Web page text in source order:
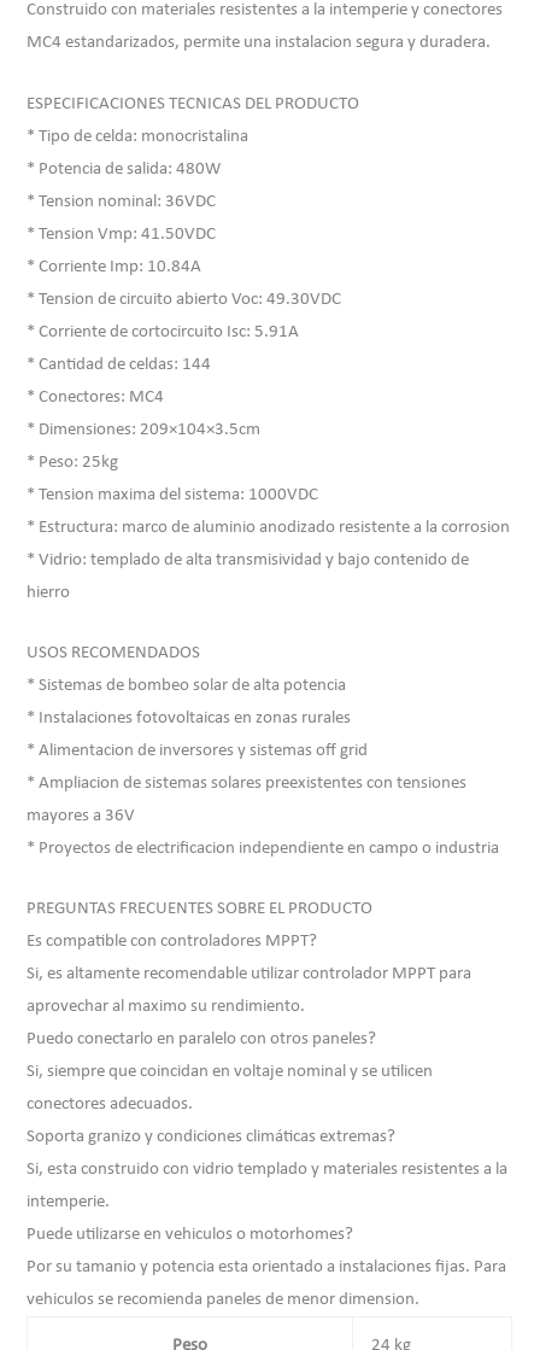
Construido con materiales resistentes a la intemperie y conectores
MC4 estandarizados, permite una instalacion segura y duradera.
ESPECIFICACIONES TECNICAS DEL PRODUCTO
* Tipo de celda: monocristalina
* Potencia de salida: 480W
* Tension nominal: 36VDC
* Tension Vmp: 41.50VDC
* Corriente Imp: 10.84A
* Tension de circuito abierto Voc: 49.30VDC
* Corriente de cortocircuito Isc: 5.91A
* Cantidad de celdas: 144
* Conectores: MC4
* Dimensiones: 209×104×3.5cm
* Peso: 25kg
* Tension maxima del sistema: 1000VDC
* Estructura: marco de aluminio anodizado resistente a la corrosion
* Vidrio: templado de alta transmisividad y bajo contenido de
hierro
USOS RECOMENDADOS
* Sistemas de bombeo solar de alta potencia
* Instalaciones fotovoltaicas en zonas rurales
* Alimentacion de inversores y sistemas off grid
* Ampliacion de sistemas solares preexistentes con tensiones
mayores a 36V
* Proyectos de electrificacion independiente en campo o industria
PREGUNTAS FRECUENTES SOBRE EL PRODUCTO
Es compatible con controladores MPPT?
Si, es altamente recomendable utilizar controlador MPPT para
aprovechar al maximo su rendimiento.
Puedo conectarlo en paralelo con otros paneles?
Si, siempre que coincidan en voltaje nominal y se utilicen
conectores adecuados.
Soporta granizo y condiciones climáticas extremas?
Si, esta construido con vidrio templado y materiales resistentes a la
intemperie.
Puede utilizarse en vehiculos o motorhomes?
Por su tamanio y potencia esta orientado a instalaciones fijas. Para
vehiculos se recomienda paneles de menor dimension.
Peso 24 kg